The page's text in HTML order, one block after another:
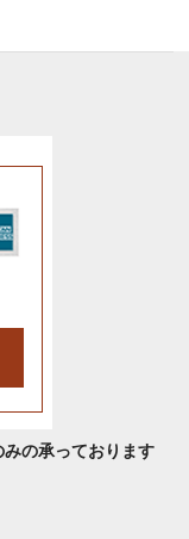
の承っております